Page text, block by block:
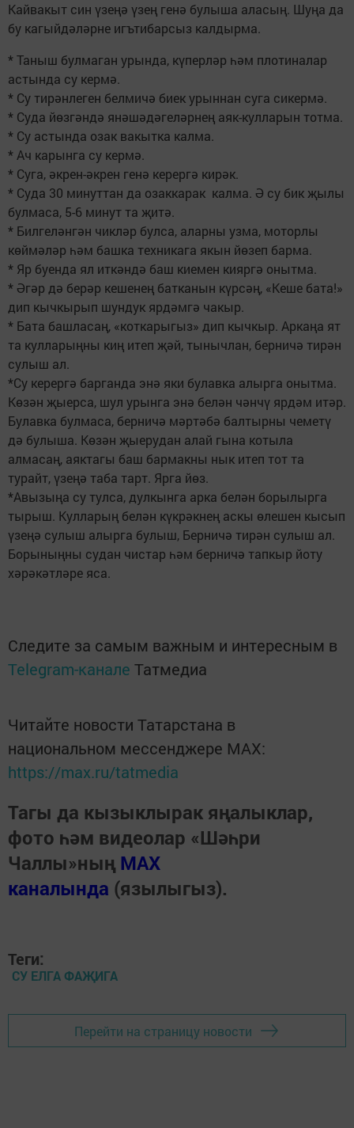
Кайвакыт син үзеңә үзең генә булыша аласың. Шуңа да
бу кагыйдәләрне игътибарсыз калдырма.
* Таныш булмаган урында, күперләр һәм плотиналар
астында су кермә.
* Су тирәнлеген белмичә биек урыннан суга сикермә.
* Суда йөзгәндә янәшәдәгеләрнең аяк-кулларын тотма.
* Су астында озак вакытка калма.
* Ач карынга су кермә.
* Суга, әкрен-әкрен генә керергә кирәк.
* Суда 30 минуттан да озаккарак калма. Ә су бик җылы
булмаса, 5-6 минут та җитә.
* Билгеләнгән чикләр булса, аларны узма, моторлы
көймәләр һәм башка техникага якын йөзеп барма.
* Яр буенда ял иткәндә баш киемен кияргә онытма.
* Әгәр дә берәр кешенең батканын күрсәң, «Кеше бата!»
дип кычкырып шундук ярдәмгә чакыр.
* Бата башласаң, «коткарыгыз» дип кычкыр. Аркаңа ят
та кулларыңны киң итеп җәй, тынычлан, берничә тирән
сулыш ал.
*Су керергә барганда энә яки булавка алырга онытма.
Көзән җыерса, шул урынга энә белән чәнчү ярдәм итәр.
Булавка булмаса, берничә мәртәбә балтырны чеметү
дә булыша. Көзән җыерудан алай гына котыла
алмасаң, аяктагы баш бармакны нык итеп тот та
турайт, үзеңә таба тарт. Ярга йөз.
*Авызыңа су тулса, дулкынга арка белән борылырга
тырыш. Кулларың белән күкрәкнең аскы өлешен кысып
үзеңә сулыш алырга булыш, Берничә тирән сулыш ал.
Борыныңны судан чистар һәм берничә тапкыр йоту
хәрәкәтләре яса.
Следите за самым важным и интересным в
Telegram-канале Татмедиа
Читайте новости Татарстана в
национальном мессенджере MАХ:
https://max.ru/tatmedia
Тагы да кызыклырак яңалыклар,
фото һәм видеолар «Шәһри
Чаллы»ның MAX
каналында (язылыгыз).
Теги:
СУ ЕЛГА ФАҖИГА
Перейти на страницу новости